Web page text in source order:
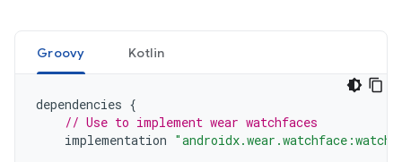
Groovy Kotlin
dependencies {
// Use to implement wear watchfaces
implementation